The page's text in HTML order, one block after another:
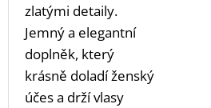
zlatými detaily.
Jemný a elegantní
doplněk, který
krásně doladí ženský
účes a drží vlasy